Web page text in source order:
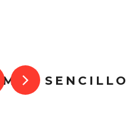
SENCILLO